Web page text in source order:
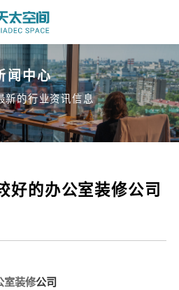
闻中心
新的行业资讯信息
好的办公室装修公司
室装修公司